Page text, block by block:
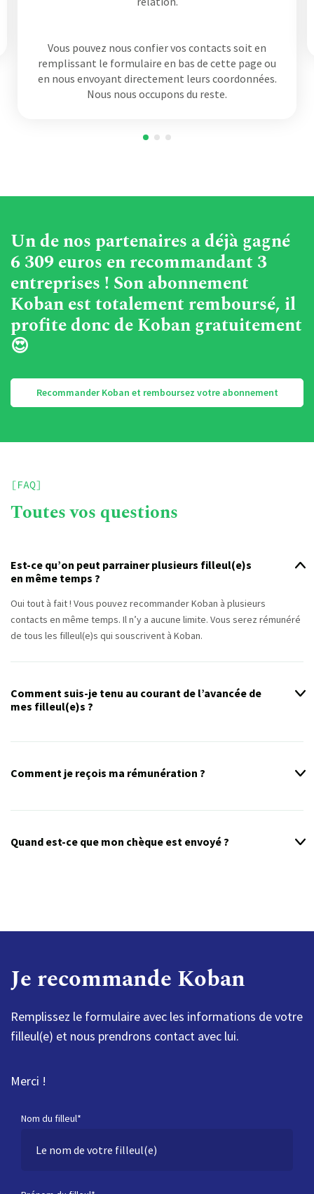
Vous pouvez nous confier vos contacts soit en
remplissant le formulaire en bas de cette page ou
en nous envoyant directement leurs coordonnées.
Nous nous occupons du reste.
Un de nos partenaires a déjà gagné
6 309 euros en recommandant 3
entreprises ! Son abonnement
Koban est totalement remboursé, il
profite donc de Koban gratuitement
😍
Recommander Koban et remboursez votre abonnement
[FAQ]
Toutes vos questions
Est-ce qu’on peut parrainer plusieurs filleul(e)s
en même temps ?
Oui tout à fait ! Vous pouvez recommander Koban à plusieurs
contacts en même temps. Il n’y a aucune limite. Vous serez rémunéré
de tous les filleul(e)s qui souscrivent à Koban.
Comment suis-je tenu au courant de l’avancée de
mes filleul(e)s ?
fonctionne, vous serez le premier au courant ! Au contraire, si Koban
avec les différentes raisons.
Comment je reçois ma rémunération ?
Quand est-ce que mon chèque est envoyé ?
Je recommande Koban
Remplissez le formulaire avec les informations de votre
filleul(e) et nous prendrons contact avec lui.
Merci !
Nom du filleul*